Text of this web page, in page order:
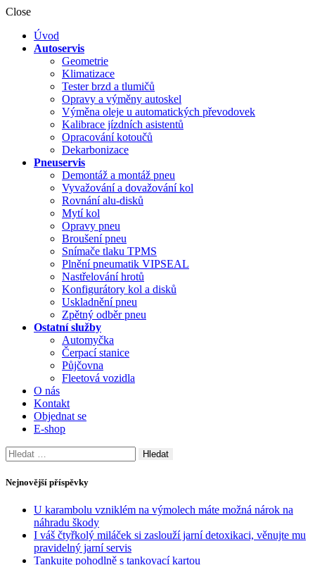
Close
Úvod
Autoservis
Geometrie
Klimatizace
Tester brzd a tlumičů
Opravy a výměny autoskel
Výměna oleje u automatických převodovek
Kalibrace jízdních asistentů
Opracování kotoučů
Dekarbonizace
Pneuservis
Demontáž a montáž pneu
Vyvažování a dovažování kol
Rovnání alu-disků
Mytí kol
Opravy pneu
Broušení pneu
Snímače tlaku TPMS
Plnění pneumatik VIPSEAL
Nastřelování hrotů
Konfigurátory kol a disků
Uskladnění pneu
Zpětný odběr pneu
Ostatní služby
Automyčka
Čerpací stanice
Půjčovna
Fleetová vozidla
O nás
Kontakt
Objednat se
E-shop
Vyhledávání
Nejnovější příspěvky
U karambolu vzniklém na výmolech máte možná nárok na
náhradu škody
I váš čtyřkolý miláček si zaslouží jarní detoxikaci, věnujte mu
pravidelný jarní servis
Tankujte pohodlně s tankovací kartou